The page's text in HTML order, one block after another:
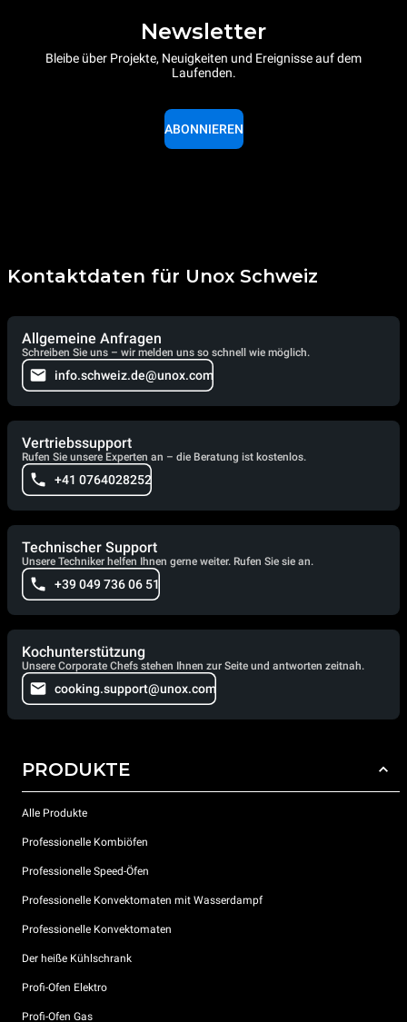
Newsletter
Bleibe über Projekte, Neuigkeiten und Ereignisse auf dem
Laufenden.
ABONNIEREN
Kontaktdaten für Unox Schweiz
Allgemeine Anfragen
Schreiben Sie uns – wir melden uns so schnell wie möglich.
info.schweiz.de@unox.com
Vertriebssupport
Rufen Sie unsere Experten an – die Beratung ist kostenlos.
+41 0764028252
Technischer Support
Unsere Techniker helfen Ihnen gerne weiter. Rufen Sie sie an.
+39 049 736 06 51
Kochunterstützung
Unsere Corporate Chefs stehen Ihnen zur Seite und antworten zeitnah.
cooking.support@unox.com
PRODUKTE
Alle Produkte
Professionelle Kombiöfen
Professionelle Speed-Öfen
Professionelle Konvektomaten mit Wasserdampf
Professionelle Konvektomaten
Der heiße Kühlschrank
Profi-Ofen Elektro
Profi-Ofen Gas